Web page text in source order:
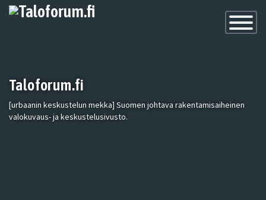
Toggle
Taloforum.fi
[urbaanin keskustelun mekka] Suomen johtava rakentamisaiheinen
valokuvaus- ja keskustelusivusto.